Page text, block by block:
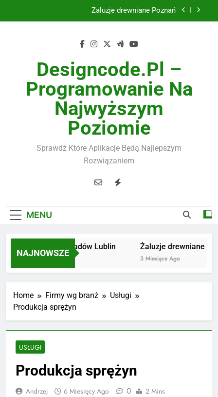
Instalacje elektryczne Gdańsk
Żaluzje drewniane Poznań
Instalacje elektryczne Gdańsk
Wysokiej jakości spławik elektryczny
Designcode.pl –
Programowanie Na
Najwyższym
Poziomie
Sprawdź Które Aplikacje Będą Najlepszym
Rozwiązaniem
MENU
NAJNOWSZE
Utylizacja odpadów Lublin
2 Miesiące Ago
Żaluzje drewniane
3 Miesiące Ago
Home Firmy wg branż
Usługi
Produkcja sprężyn
USŁUGI
Produkcja sprężyn
Andrzej 6 Miesięcy Ago 0 2 Mins